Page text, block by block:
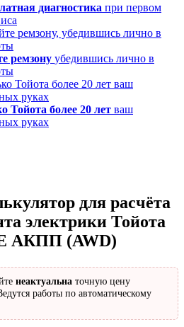
диагностика при первом
ремзону убедившись лично в
Тойота более 20 лет ваш
руках
для расчёта
электрики Тойота
АКПП (AWD)
неактуальна точную цену
работы по автоматическому